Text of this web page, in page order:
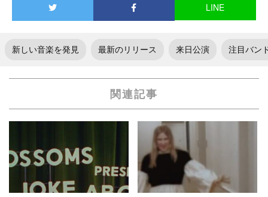
LINE
新しい音楽を発見 最新のリリース 来日公演 注目バン
関連記事